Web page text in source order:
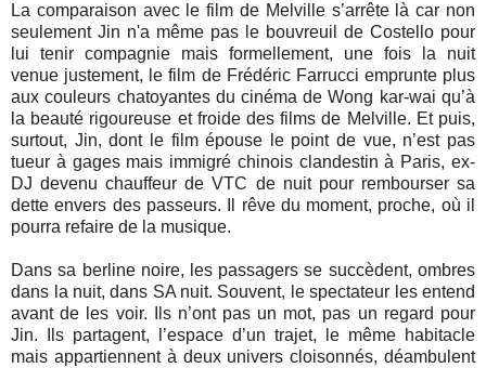
La comparaison avec le film de Melville s’arrête là car non
seulement Jin n'a même pas le bouvreuil de Costello pour
lui tenir compagnie mais formellement, une fois la nuit
venue justement, le film de Frédéric Farrucci emprunte plus
aux couleurs chatoyantes du cinéma de Wong kar-wai qu’à
la beauté rigoureuse et froide des films de Melville. Et puis,
surtout, Jin, dont le film épouse le point de vue, n’est pas
tueur à gages mais immigré chinois clandestin à Paris, ex-
DJ devenu chauffeur de VTC de nuit pour rembourser sa
dette envers des passeurs. Il rêve du moment, proche, où il
pourra refaire de la musique.
Dans sa berline noire, les passagers se succèdent, ombres
dans la nuit, dans SA nuit. Souvent, le spectateur les entend
avant de les voir. Ils n’ont pas un mot, pas un regard pour
Jin. Ils partagent, l’espace d’un trajet, le même habitacle
mais appartiennent à deux univers cloisonnés, déambulent